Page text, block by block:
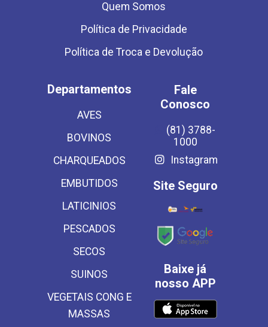
Quem Somos
Política de Privacidade
Política de Troca e Devolução
Departamentos
AVES
BOVINOS
CHARQUEADOS
EMBUTIDOS
LATICINIOS
PESCADOS
SECOS
SUINOS
VEGETAIS CONG E
MASSAS
Fale
Conosco
(81) 3788-
1000
Instagram
Site Seguro
Baixe já
nosso APP